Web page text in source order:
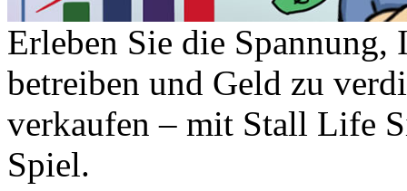
Erleben Sie die Spannung,
betreiben und Geld zu
verkaufen – mit Stall Life
Spiel.